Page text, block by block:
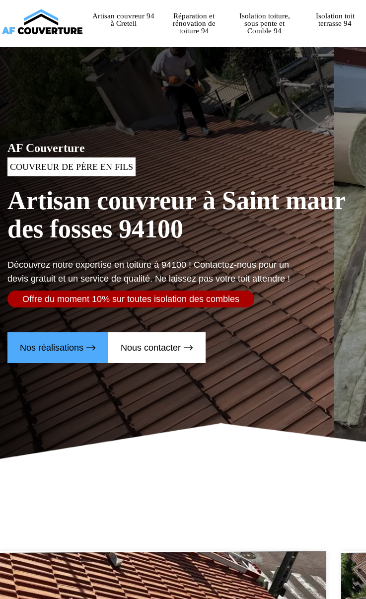
Artisan couvreur 94
à Creteil
Réparation et
rénovation de
toiture 94
Isolation toiture,
sous pente et
Comble 94
Isolation toit
terrasse 94
AF Couverture
COUVREUR DE PÈRE EN FILS
Artisan couvreur à Saint maur
des fosses 94100
Découvrez notre expertise en toiture à 94100 ! Contactez-nous pour un
devis gratuit et un service de qualité. Ne laissez pas votre toit attendre !
Offre du moment 10% sur toutes isolation des combles
Nos réalisations Nous contacter